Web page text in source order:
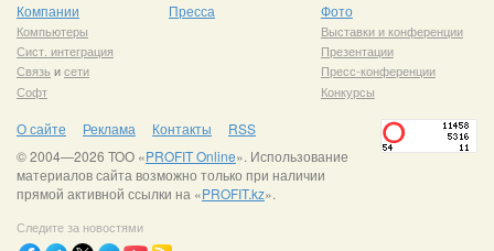
Компании
Компьютеры
Сист. интеграция
Связь исети
Софт
Пресса Фото
Выставки и конференции
Презентации
Пресс-конференции
Конкурсы
О сайте Реклама Контакты
RSS
© 2004—2026 ТОО «PROFIT Online». Использование
материалов сайта возможно только при наличии
прямой активной ссылки на «PROFIT.kz».
Следите за новостями